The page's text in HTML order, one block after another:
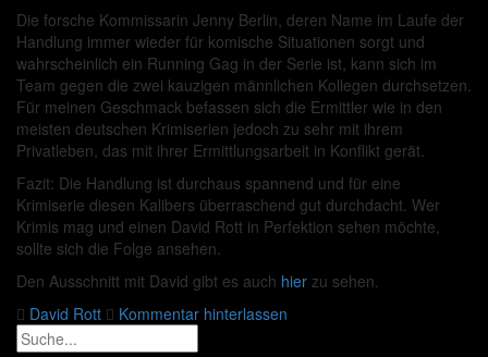
Die forsche Kommissarin Jenny Berlin, deren Name im Laufe der
Handlung immer wieder für komische Situationen sorgt und
wahrscheinlich ein Running Gag in der Serie ist, kann sich im
Team gegen die zwei kauzigen männlichen Kollegen durchsetzen.
Für meinen Geschmack befassen sich die Ermittler wie in den
meisten deutschen Krimiserien jedoch zu sehr mit ihrem
Privatleben, das mit ihrer Ermittlungsarbeit in Konflikt gerät.
Fazit: Die Handlung ist durchaus spannend und für eine
Krimiserie diesen Kalibers überraschend gut durchdacht. Wer
Krimis mag und einen David Rott in Perfektion sehen möchte,
sollte sich die Folge ansehen.
Den Ausschnitt mit David gibt es auch hier zu sehen.
David Rott
Kommentar hinterlassen